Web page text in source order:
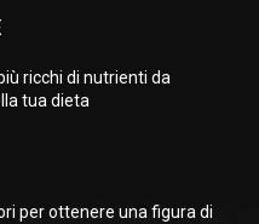
ricchi di nutrienti da
tua dieta
per ottenere una figura di